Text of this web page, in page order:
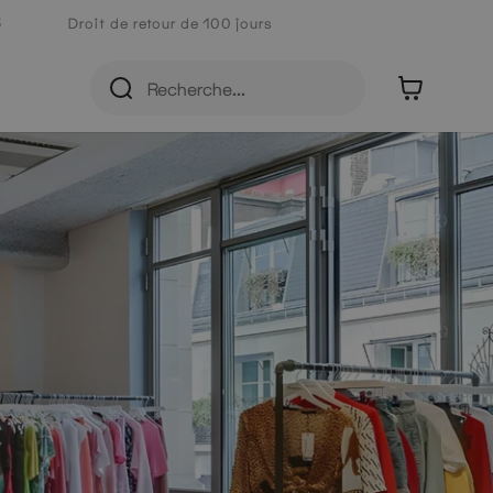
Droit de retour de 100 jours